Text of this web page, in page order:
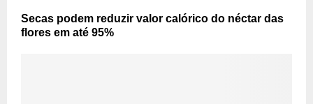
Secas podem reduzir valor calórico do néctar das
flores em até 95%